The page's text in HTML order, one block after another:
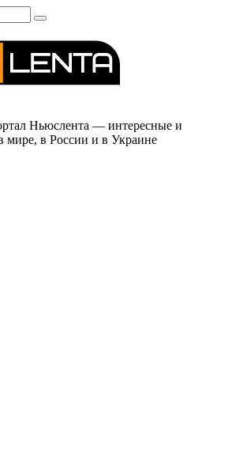
Ньюслента — интересные и
мире, в России и в Украине